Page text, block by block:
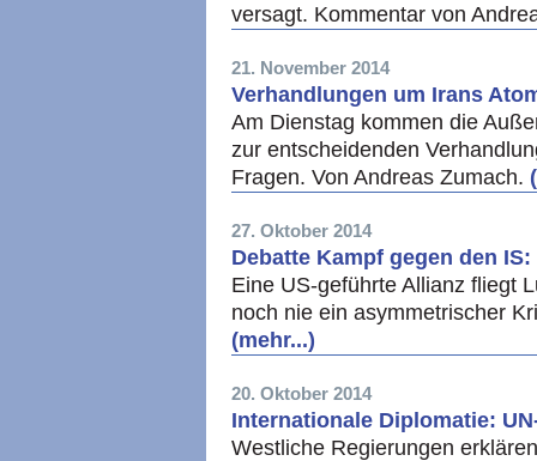
versagt. Kommentar von
21. November 2014
Verhandlungen um Irans
Am Dienstag kommen die
zur entscheidenden
Fragen. Von Andreas Zumach.
27. Oktober 2014
Debatte Kampf gegen den
Eine US-geführte Allianz fliegt
noch nie ein asymmetrischer
(mehr...)
20. Oktober 2014
Internationale Diplomatie:
Westliche Regierungen